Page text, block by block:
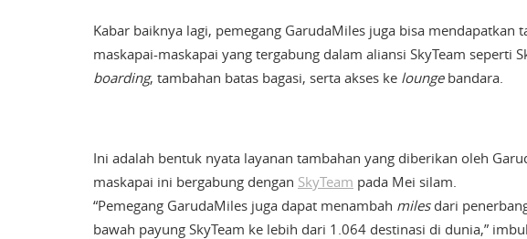
Kabar baiknya lagi, pemegang GarudaMiles juga bisa mendapatkan
maskapai-maskapai yang tergabung dalam aliansi SkyTeam seperti
boarding, tambahan batas bagasi, serta akses ke loungebandara.
Ini adalah bentuk nyata layanan tambahan yang diberikan oleh
maskapai ini bergabung dengan SkyTeam pada Mei silam.
“Pemegang GarudaMiles juga dapat menambah milesdari
bawah payung SkyTeam ke lebih dari 1.064 destinasi di dunia,”